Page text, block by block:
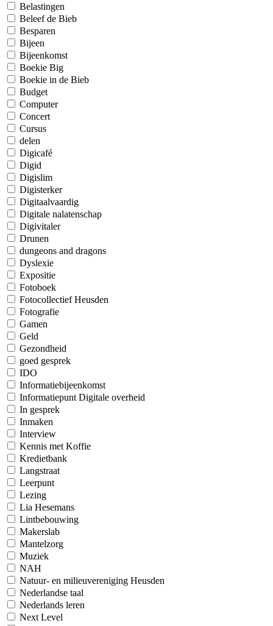
Belastingen
Beleef de Bieb
Besparen
Bijeen
Bijeenkomst
Boekie Big
Boekie in de Bieb
Budget
Computer
Concert
Cursus
delen
Digicafé
Digid
Digislim
Digisterker
Digitaalvaardig
Digitale nalatenschap
Digivitaler
Drunen
dungeons and dragons
Dyslexie
Expositie
Fotoboek
Fotocollectief Heusden
Fotografie
Gamen
Geld
Gezondheid
goed gesprek
IDO
Informatiebijeenkomst
Informatiepunt Digitale overheid
In gesprek
Inmaken
Interview
Kennis met Koffie
Kredietbank
Langstraat
Leerpunt
Lezing
Lia Hesemans
Lintbebouwing
Makerslab
Mantelzorg
Muziek
NAH
Natuur- en milieuvereniging Heusden
Nederlandse taal
Nederlands leren
Next Level